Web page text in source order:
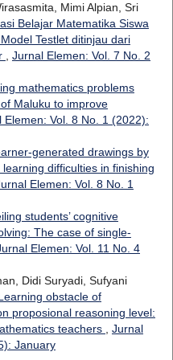
Mimi Alpian, Sri
Belajar Matematika Siswa
Testlet ditinjau dari
Jurnal Elemen: Vol. 7 No. 2
mathematics problems
Maluku to improve
Elemen: Vol. 8 No. 1 (2022):
generated drawings by
difficulties in finishing
Elemen: Vol. 8 No. 1
students’ cognitive
The case of single-
Elemen: Vol. 11 No. 4
Didi Suryadi, Sufyani
obstacle of
proposional reasoning level:
teachers
Jurnal
January